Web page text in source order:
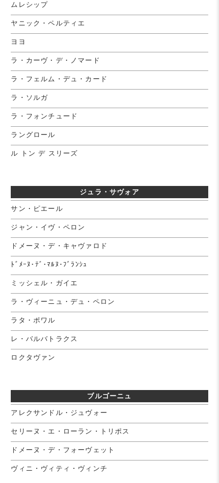
ムレシップ
ヤニック・ペルティエ
ヨヨ
ラ・カーヴ・デ・ノマード
ラ・フェルム・デュ・カード
ラ・ソルガ
ラ・フォンチュード
ラングロール
ル トン デ スリーズ
ジュラ・サヴォア
サン・ピエール
ジャン・イヴ・ペロン
ドメーヌ・デ・キャヴァロド
ﾄﾞﾒｰﾇ･ﾃﾞ･ﾏﾙﾇ･ﾌﾞﾗﾝｼｭ
ミッシェル・ガイエ
ラ・ヴィーニュ・デュ・ペロン
ラタ・ポワル
レ・バルバトラクス
ロクタヴァン
ブルゴーニュ
アレクサンドル・ジュヴォー
セリーヌ・エ・ローラン・トリポス
ドメーヌ・デ・フォーヴェット
ヴィニ・ヴィティ・ヴィンチ